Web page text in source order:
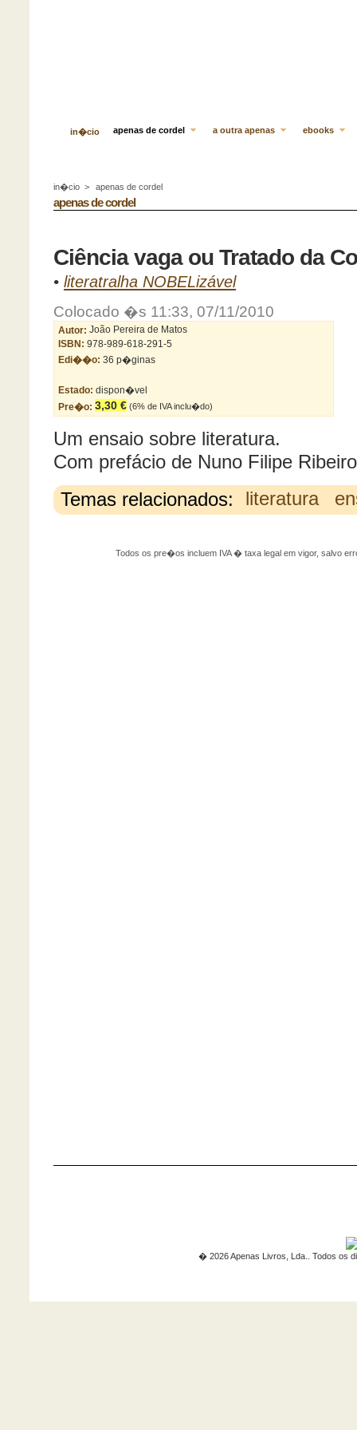
in�cio apenas de cordel a outra apenas ebooks
in�cio > apenas de cordel
apenas de cordel
Ciência vaga ou Tratado da
• literatralha NOBELizável
Colocado �s 11:33, 07/11/2010
Autor: João Pereira de Matos
ISBN: 978-989-618-291-5
Edi��o: 36 p�ginas
Estado: dispon�vel
Pre�o: 3,30 € (6% de IVA inclu�do)
Um ensaio sobre literatura.
Com prefácio de Nuno Filipe Ribeiro
Temas relacionados:
literatura
Todos os pre�os incluem IVA � taxa legal em vigor, salvo
� 2026 Apenas Livros, Lda.. Todos os